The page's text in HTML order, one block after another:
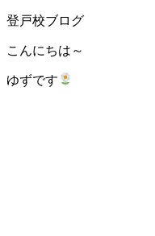
登戸校ブログ
こんにちは～
ゆずです